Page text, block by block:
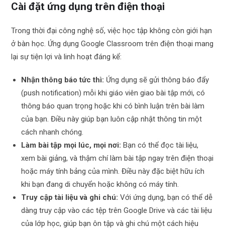
Cài đặt ứng dụng trên điện thoại
Trong thời đại công nghệ số, việc học tập không còn giới hạn
ở bàn học. Ứng dụng Google Classroom trên điện thoại mang
lại sự tiện lợi và linh hoạt đáng kể:
Nhận thông báo tức thì: Ứng dụng sẽ gửi thông báo đẩy
(push notification) mỗi khi giáo viên giao bài tập mới, có
thông báo quan trọng hoặc khi có bình luận trên bài làm
của bạn. Điều này giúp bạn luôn cập nhật thông tin một
cách nhanh chóng.
Làm bài tập mọi lúc, mọi nơi: Bạn có thể đọc tài liệu,
xem bài giảng, và thậm chí làm bài tập ngay trên điện thoại
hoặc máy tính bảng của mình. Điều này đặc biệt hữu ích
khi bạn đang di chuyển hoặc không có máy tính.
Truy cập tài liệu và ghi chú: Với ứng dụng, bạn có thể dễ
dàng truy cập vào các tệp trên Google Drive và các tài liệu
của lớp học, giúp bạn ôn tập và ghi chú một cách hiệu